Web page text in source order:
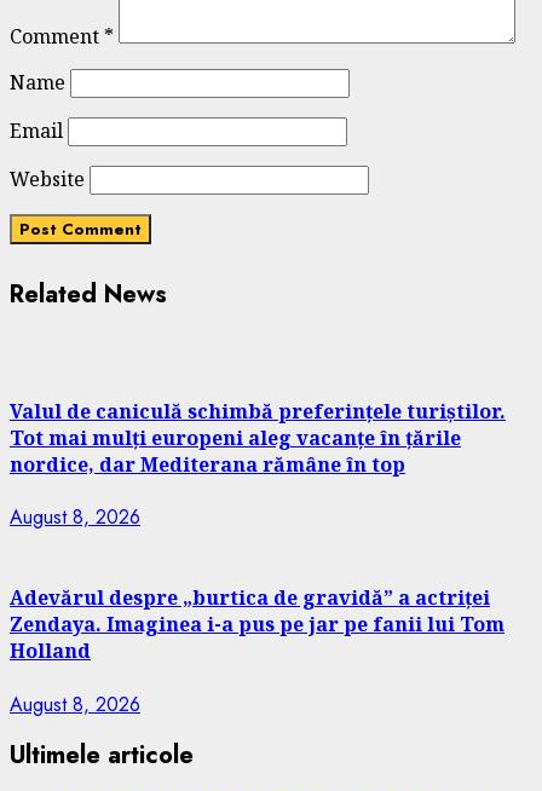
Comment *
Name
Email
Website
Related News
Valul de caniculă schimbă preferințele turiștilor.
Tot mai mulți europeni aleg vacanțe în țările
nordice, dar Mediterana rămâne în top
August 8, 2026
Adevărul despre „burtica de gravidă” a actriței
Zendaya. Imaginea i-a pus pe jar pe fanii lui Tom
Holland
August 8, 2026
Ultimele articole